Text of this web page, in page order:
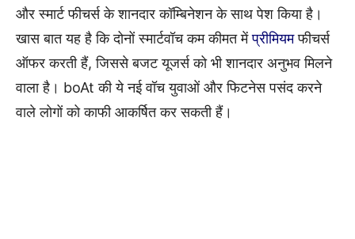
और स्मार्ट फीचर्स के शानदार कॉम्बिनेशन के साथ पेश किया है।
खास बात यह है कि दोनों स्मार्टवॉच कम कीमत मेंप्रीमियमफीचर्स
ऑफर करती हैं, जिससे बजट यूजर्स को भी शानदार अनुभव मिलने
वाला है। boAt की ये नई वॉच युवाओं और फिटनेस पसंद करने
वाले लोगों को काफी आकर्षित कर सकती हैं।